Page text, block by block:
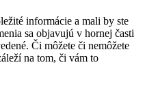
informácie a mali by ste
sa objavujú v hornej časti
Či môžete či nemôžete
na tom, či vám to